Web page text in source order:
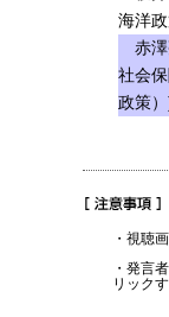
海洋
赤澤
社会
政策
・視聴
・発言
リック